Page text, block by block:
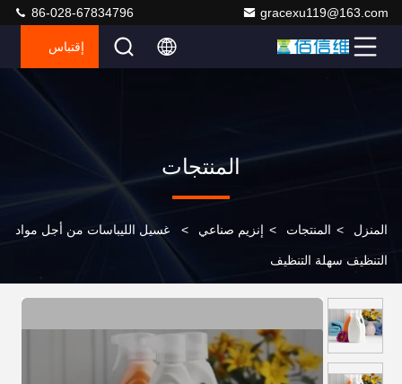
gracexu119@163.com
86-028-67834796
إقتباس
المنتجات
المنزل > المنتجات > إنزيم صناعي > غسيل الليباسات من أجل مواد
التنظيف سهلة التنظيف